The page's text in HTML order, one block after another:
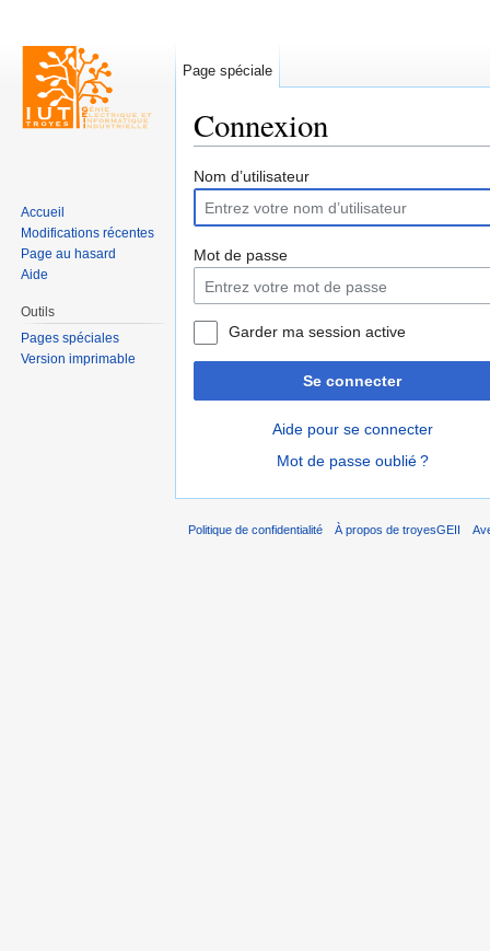
Connexion
Nom d’utilisateur
Mot de passe
Garder ma session active
Se connecter
Aide pour se connecter
Mot de passe oublié ?
Page spéciale
Accueil
Modifications récentes
Page au hasard
Aide
Outils
Pages spéciales
Version imprimable
Politique de confidentialité À propos de troyesGEII